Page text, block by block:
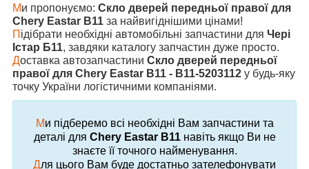
Ми пропонуємо: Скло дверей передньої правої для
Chery Eastar B11 за найвигіднішими цінами!
П ідібрати необхідні автомобільні запчастини для Чері
Істар Б11, завдяки каталогу запчастин дуже просто.
Доставка автозапчастини Скло дверей передньої
правої для Chery Eastar B11 - B11-5203112 у будь-яку
точку України логістичними компаніями.
Ми підберемо всі необхідні Вам запчастини та
деталі для Chery Eastar B11навіть якщо Ви не
знаєте її точного найменування.
Для цього Вам буде достатньо зателефонувати